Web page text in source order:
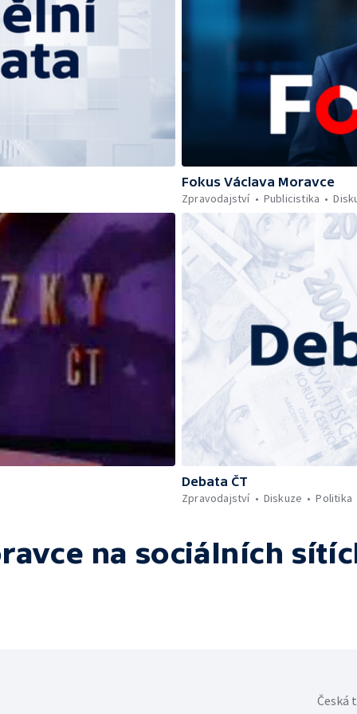
Fokus Václava Moravce
Zpravodajství
Publicistika
Debata ČT
Zpravodajství
Diskuze Politika
na sociálních
Česká